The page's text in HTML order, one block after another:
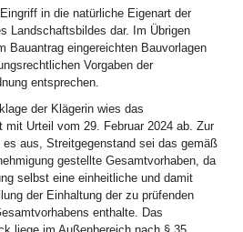
in die natürliche Eigenart der
Landschaftsbildes dar. Im Übrigen
Bauantrag eingereichten Bauvorlagen
Vorgaben der
entsprechen.
der Klägerin wies das
mit Urteil vom 29. Februar 2024 ab. Zur
es aus, Streitgegenstand sei das gemäß
gestellte Gesamtvorhaben, da
selbst eine einheitliche und damit
der Einhaltung der zu prüfenden
enthalte. Das